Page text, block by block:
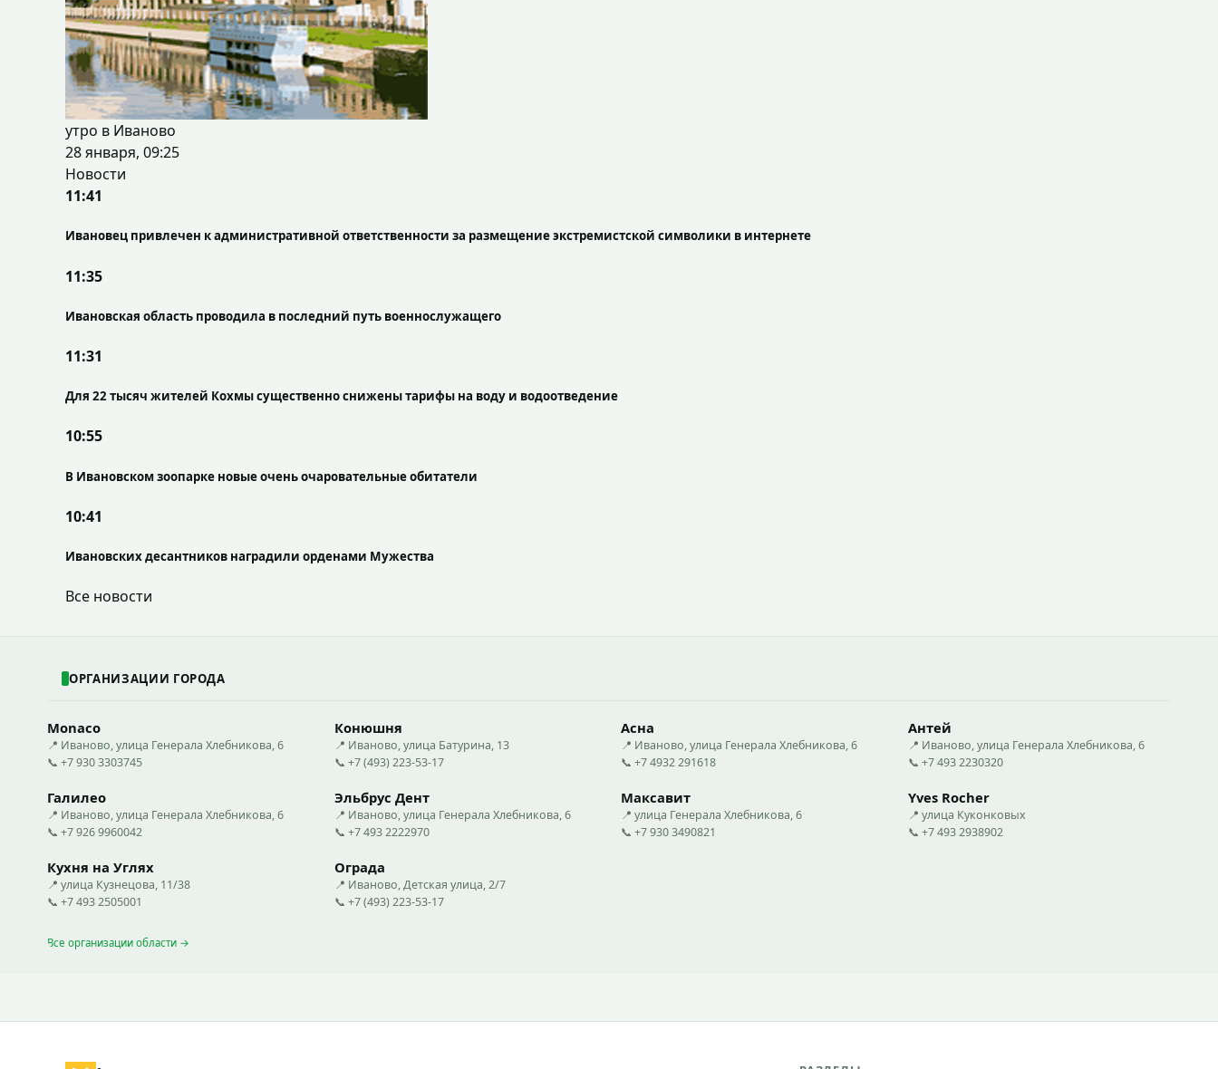
утро в Иваново
28 января, 09:25
Новости
11:41
Ивановец привлечен к административной ответственности за размещение экстремистской символики в интернете
11:35
Ивановская область проводила в последний путь военнослужащего
11:31
Для 22 тысяч жителей Кохмы существенно снижены тарифы на воду и водоотведение
10:55
В Ивановском зоопарке новые очень очаровательные обитатели
10:41
Ивановских десантников наградили орденами Мужества
Все новости
ОРГАНИЗАЦИИ ГОРОДА
Monaco
📍 Иваново, улица Генерала Хлебникова, 6
📞 +7 930 3303745
Конюшня
📍 Иваново, улица Батурина, 13
📞 +7 (493) 223-53-17
Асна
📍 Иваново, улица Генерала Хлебникова, 6
📞 +7 4932 291618
Антей
📍 Иваново, улица Генерала Хлебникова, 6
📞 +7 493 2230320
Галилео
📍 Иваново, улица Генерала Хлебникова, 6
📞 +7 926 9960042
Эльбрус Дент
📍 Иваново, улица Генерала Хлебникова, 6
📞 +7 493 2222970
Максавит
📍 улица Генерала Хлебникова, 6
📞 +7 930 3490821
Yves Rocher
📍 улица Куконковых
📞 +7 493 2938902
Кухня на Углях
📍 улица Кузнецова, 11/38
📞 +7 493 2505001
Ограда
📍 Иваново, Детская улица, 2/7
📞 +7 (493) 223-53-17
Все организации области →